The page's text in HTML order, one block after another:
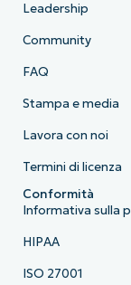
Leadership
Community
FAQ
Stampa e media
Lavora con noi
Termini di licenza
Conformità
Informativa sulla
HIPAA
ISO 27001